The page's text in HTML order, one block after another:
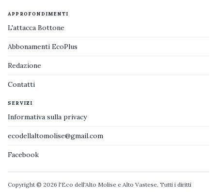
APPROFONDIMENTI
L'attacca Bottone
Abbonamenti EcoPlus
Redazione
Contatti
SERVIZI
Informativa sulla privacy
ecodellaltomolise@gmail.com
Facebook
Copyright © 2026 l'Eco dell'Alto Molise e Alto Vastese. Tutti i diritti